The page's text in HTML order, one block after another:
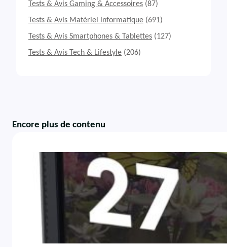
Tests & Avis Gaming & Accessoires (87)
Tests & Avis Matériel informatique (691)
Tests & Avis Smartphones & Tablettes (127)
Tests & Avis Tech & Lifestyle (206)
Encore plus de contenu